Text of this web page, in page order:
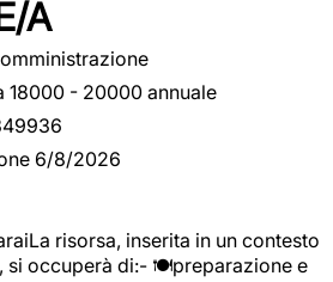
A
18000 - 20000 annuale
6/8/2026
risorsa, inserita in un contesto
si occuperà di:- 🍽️preparazione e